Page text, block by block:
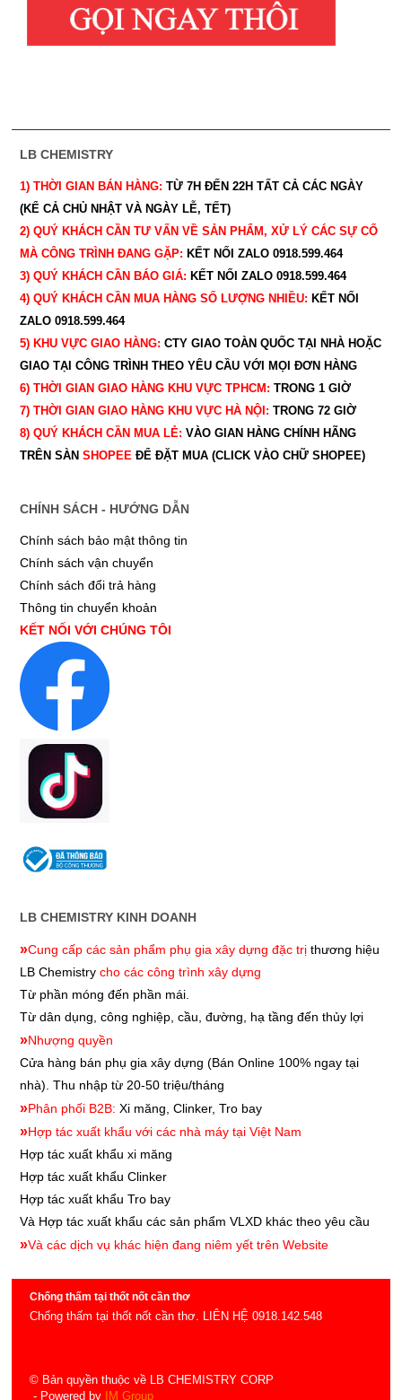
Chống thấm tại thốt nốt cần thơ
Chống thấm tại thốt nốt cần thơ. LIÊN HỆ 0918.142.548
LB CHEMISTRY
1) THỜI GIAN BÁN HÀNG: TỪ 7H ĐẾN 22H TẤT CẢ CÁC NGÀY
(KỂ CẢ CHỦ NHẬT VÀ NGÀY LỄ, TẾT)
2) QUÝ KHÁCH CẦN TƯ VẤN VỀ SẢN PHẨM, XỬ LÝ CÁC SỰ CỐ
MÀ CÔNG TRÌNH ĐANG GẶP: KẾT NỐI ZALO 0918.599.464
3) QUÝ KHÁCH CẦN BÁO GIÁ: KẾT NỐI ZALO 0918.599.464
4) QUÝ KHÁCH CẦN MUA HÀNG SỐ LƯỢNG NHIỀU: KẾT NỐI
ZALO 0918.599.464
5) KHU VỰC GIAO HÀNG: CTY GIAO TOÀN QUỐC TẠI NHÀ HOẶC
GIAO TẠI CÔNG TRÌNH THEO YÊU CẦU VỚI MỌI ĐƠN HÀNG
6) THỜI GIAN GIAO HÀNG KHU VỰC TPHCM: TRONG 1 GIỜ
7) THỜI GIAN GIAO HÀNG KHU VỰC HÀ NỘI: TRONG 72 GIỜ
8) QUÝ KHÁCH CẦN MUA LẺ: VÀO GIAN HÀNG CHÍNH HÃNG
TRÊN SÀN SHOPEEĐỂ ĐẶT MUA (CLICK VÀO CHỮ SHOPEE)
CHÍNH SÁCH - HƯỚNG DẪN
Chính sách bảo mật thông tin
Chính sách vận chuyển
Chính sách đổi trả hàng
Thông tin chuyển khoản
KẾT NỐI VỚI CHÚNG TÔI
LB CHEMISTRY KINH DOANH
»Cung cấp các sản phẩm phụ gia xây dựng đặc trị thương hiệu
LB Chemistrycho các công trình xây dựng
Từ phần móng đến phần mái.
Từ dân dụng, công nghiệp, cầu, đường, hạ tầng đến thủy lợi
»Nhượng quyền
Cửa hàng bán phụ gia xây dựng (Bán Online 100% ngay tại
nhà). Thu nhập từ 20-50 triệu/tháng
»Phân phối B2B: Xi măng, Clinker, Tro bay
»Hợp tác xuất khẩu với các nhà máy tại Việt Nam
Hợp tác xuất khẩu xi măng
Hợp tác xuất khẩu Clinker
Hợp tác xuất khẩu Tro bay
Và Hợp tác xuất khẩu các sản phẩm VLXD khác theo yêu cầu
»Và các dịch vụ khác hiện đang niêm yết trên Website
© Bản quyền thuộc về LB CHEMISTRY CORP
- Powered by
IM Group